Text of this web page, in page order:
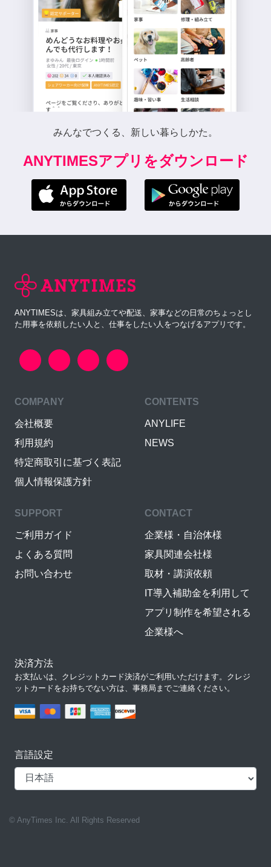
みんなでつくる、新しい暮らしかた。
ANYTIMESアプリをダウンロード
ANYTIMESは、家具組み立てや配送、家事などの日常のちょっとし
た用事を依頼したい人と、仕事をしたい人をつなげるアプリです。
COMPANY
会社概要
利用規約
特定商取引に基づく表記
個人情報保護方針
CONTENTS
ANYLIFE
NEWS
SUPPORT
ご利用ガイド
よくある質問
お問い合わせ
CONTACT
企業様・自治体様
家具関連会社様
取材・講演依頼
IT導入補助金を利用して
アプリ制作を希望される
企業様へ
決済方法
お支払いは、クレジットカード決済がご利用いただけます。クレジ
ットカードをお持ちでない方は、事務局までご連絡ください。
言語設定
© AnyTimes Inc. All Rights Reserved